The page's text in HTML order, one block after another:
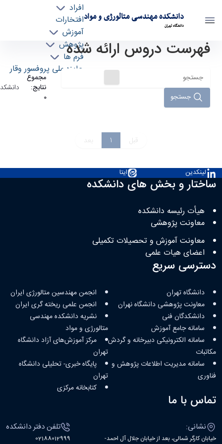
دانشکده مهندسی متالورژی و مواد
دانشگاه تهران
افراد
افتخارات
آموزش
پژوهش
فرم ها
جایزه ملی پروفسور وقار
دروس دانشکده - دانشکده مهندسی متالورژی و
مواد meteng
فهرست دروس ارائه شده
جستجو
مجموع
نتایج:
0
قبل 1 بعد
لینکدین ایتا
ساختار و بخش های دانشکده
هیأت رئیسه دانشکده
معاونت پژوهشی
معاونت آموزش و تحصیلات تکمیلی
اعضای هیات علمی
دسترسی سریع
دانشگاه تهران
معاونت پژوهشی دانشگاه نهران
دانشکدگان فنی
سامانه جامع آموزش
سامانه الکترونیکی دبیرخانه و گردش
مکاتبات
سامانه مدیریت اطلاعات پژوهش و
فناوری
انجمن مهندسین متالورژی ایران
انجمن علمی ریخته گری ایران
نشریه دانشکده مهندسی
متالورژی و مواد
مرکز آموزش‌های آزاد دانشگاه
تهران
پایگاه خبری- تحلیلی دانشگاه
تهران
کتابخانه مرکزی
تماس با ما
نشانی:
خیابان کارگر شمالی، بعد از خیابان جلال آل احمد-
تلفن دفتر دانشکده
02188012999